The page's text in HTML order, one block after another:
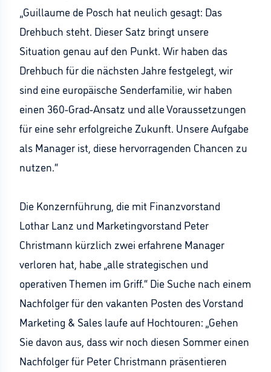
„Guillaume de Posch hat neulich gesagt: Das
Drehbuch steht. Dieser Satz bringt unsere
Situation genau auf den Punkt. Wir haben das
Drehbuch für die nächsten Jahre festgelegt, wir
sind eine europäische Senderfamilie, wir haben
einen 360-Grad-Ansatz und alle Voraussetzungen
für eine sehr erfolgreiche Zukunft. Unsere Aufgabe
als Manager ist, diese hervorragenden Chancen zu
nutzen.“
Die Konzernführung, die mit Finanzvorstand
Lothar Lanz und Marketingvorstand Peter
Christmann kürzlich zwei erfahrene Manager
verloren hat, habe „alle strategischen und
operativen Themen im Griff.“ Die Suche nach einem
Nachfolger für den vakanten Posten des Vorstand
Marketing & Sales laufe auf Hochtouren: „Gehen
Sie davon aus, dass wir noch diesen Sommer einen
Nachfolger für Peter Christmann präsentieren